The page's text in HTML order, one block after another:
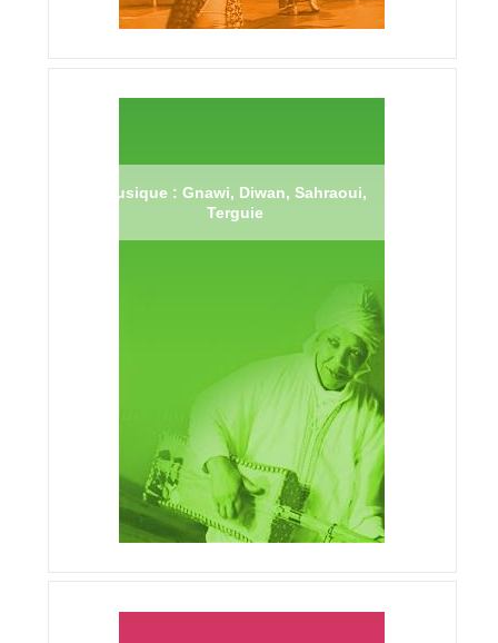
Musique : Gnawi, Diwan, Sahraoui,
Terguie